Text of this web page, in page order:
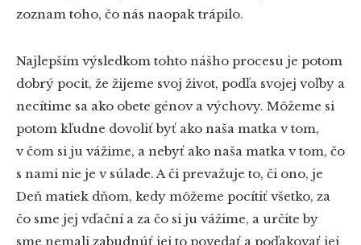
zoznam toho, čo nás naopak trápilo.
Najlepším výsledkom tohto nášho procesu je potom
dobrý pocit, že žijeme svoj život, podľa svojej voľby a
necítime sa ako obete génov a výchovy. Môžeme si
potom kľudne dovoliť byť ako naša matka v tom,
v čom si ju vážime, a nebyť ako naša matka v tom, čo
s nami nie je v súlade. A či prevažuje to, či ono, je
Deň matiek dňom, kedy môžeme pocítiť všetko, za
čo sme jej vďační a za čo si ju vážime, a určite by
sme nemali zabudnúť jej to povedať a poďakovať jej